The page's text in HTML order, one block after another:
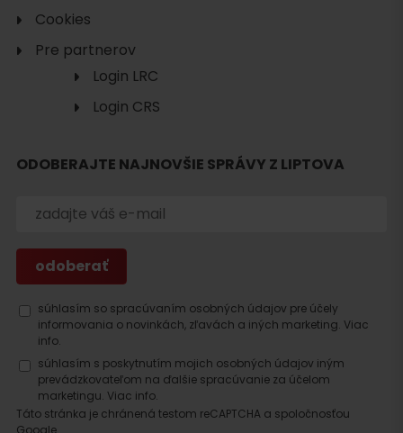
Hľadať
ubytovanie
Cookies
Pre partnerov
Login LRC
Login CRS
ODOBERAJTE NAJNOVŠIE SPRÁVY Z LIPTOVA
súhlasím so spracúvaním osobných údajov pre účely
informovania o novinkách, zľavách a iných marketing. Viac
info.
súhlasím s poskytnutím mojich osobných údajov iným
prevádzkovateľom na ďalšie spracúvanie za účelom
marketingu. Viac info.
Táto stránka je chránená testom reCAPTCHA a spoločnosťou
Google.